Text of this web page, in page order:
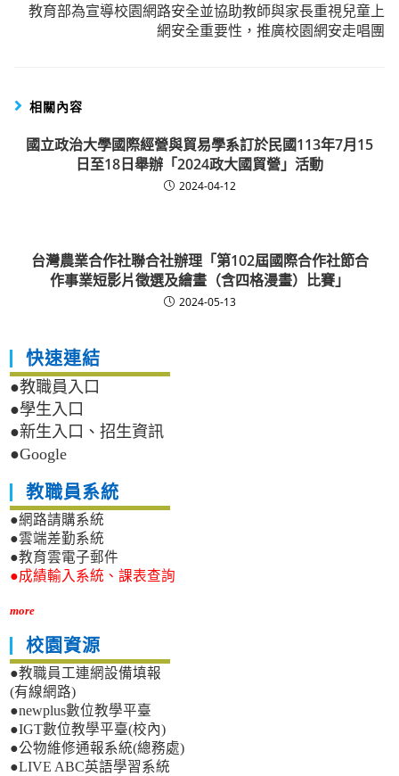
教育部為宣導校園網路安全並協助教師與家長重視兒童上
網安全重要性，推廣校園網安走唱團
相關內容
國立政治大學國際經營與貿易學系訂於民國113年7月15
日至18日舉辦「2024政大國貿營」活動
2024-04-12
台灣農業合作社聯合社辦理「第102屆國際合作社節合
作事業短影片徵選及繪畫（含四格漫畫）比賽」
2024-05-13
快速連結
●教職員入口
●學生入口
●新生入口、招生資訊
●Google
教職員系統
●網路請購系統
●雲端差勤系統
●教育雲電子郵件
●成績輸入系統、課表查詢
more
校園資源
●教職員工連網設備填報
(有線網路)
●newplus數位教學平臺
●IGT數位教學平臺(校內)
●公物維修通報系統(總務處)
●LIVE ABC英語學習系統